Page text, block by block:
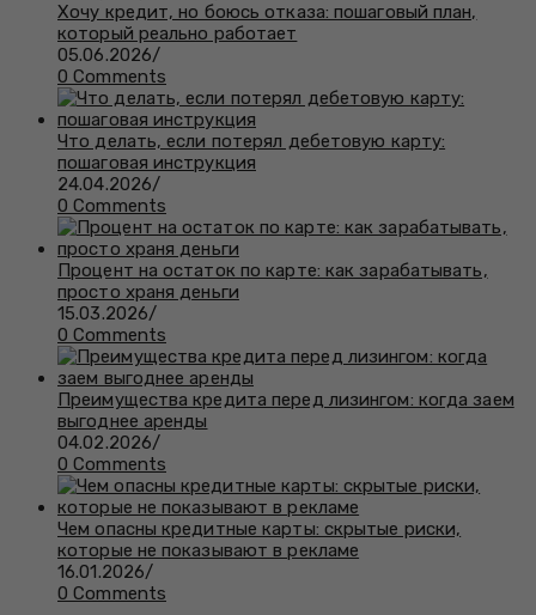
Хочу кредит, но боюсь отказа: пошаговый план,
который реально работает
05.06.2026/
0 Comments
Что делать, если потерял дебетовую карту:
пошаговая инструкция
24.04.2026/
0 Comments
Процент на остаток по карте: как зарабатывать,
просто храня деньги
15.03.2026/
0 Comments
Преимущества кредита перед лизингом: когда заем
выгоднее аренды
04.02.2026/
0 Comments
Чем опасны кредитные карты: скрытые риски,
которые не показывают в рекламе
16.01.2026/
0 Comments